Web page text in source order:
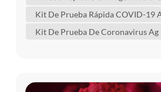
2019 (COVID-19). a pesar de
Kit De Prueba Rápida COVID-19
Kit De Prueba De Coronavirus Ag